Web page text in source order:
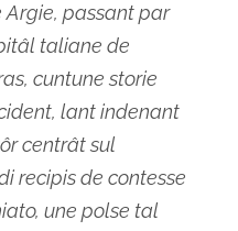
Argie, passant par
taliane de
cuntune storie
lant indenant
centrât sul
recipis de contesse
une polse tal